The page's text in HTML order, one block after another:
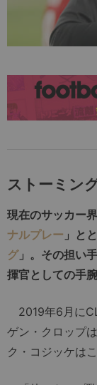
ストーミン
現在のサッカー
ナルプレー 」と
グ」。その担い
揮官としての手
2019年6月に
ゲン・クロップ
ク・コジッケは